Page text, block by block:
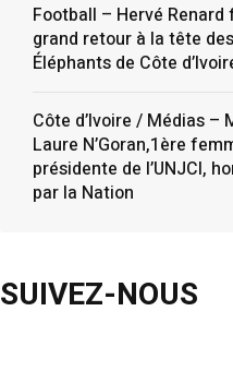
Football – Hervé Renard
grand retour à la tête des
Éléphants de Côte
Côte d’Ivoire / Médias –
Laure N’Goran,1ère
présidente de l’UNJCI,
par la Nation
SUIVEZ-NOUS